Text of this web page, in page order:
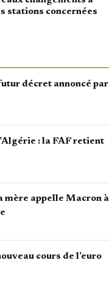
stations concernées
décret annoncé par
: la FAF retient
mère appelle Macron à
cours de l’euro